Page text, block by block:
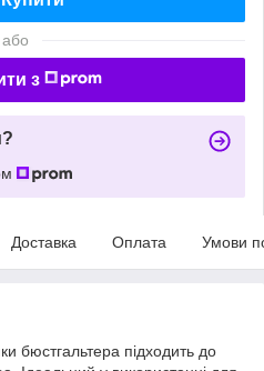
або
з
Доставка Оплата Умови
бюстгальтера підходить до